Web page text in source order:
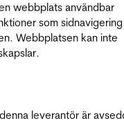
webbplats användbar
som
Webbplatsen kan inte
leverantör är